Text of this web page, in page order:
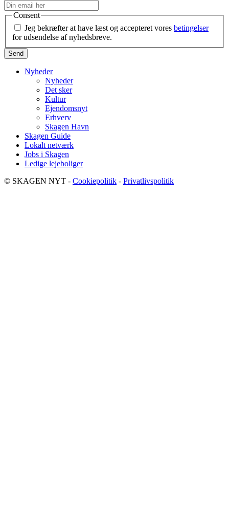
Consent
Jeg bekræfter at have læst og accepteret vores betingelser
for udsendelse af nyhedsbreve.
Nyheder
Nyheder
Det sker
Kultur
Ejendomsnyt
Erhverv
Skagen Havn
Skagen Guide
Lokalt netværk
Jobs i Skagen
Ledige lejeboliger
© SKAGEN NYT - Cookiepolitik - Privatlivspolitik